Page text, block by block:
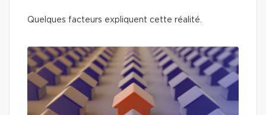
Quelques facteurs expliquent cette réalité.